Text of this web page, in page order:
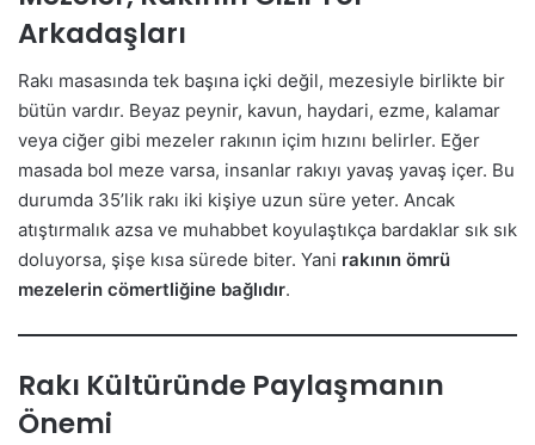
Arkadaşları
Rakı masasında tek başına içki değil, mezesiyle birlikte bir
bütün vardır. Beyaz peynir, kavun, haydari, ezme, kalamar
veya ciğer gibi mezeler rakının içim hızını belirler. Eğer
masada bol meze varsa, insanlar rakıyı yavaş yavaş içer. Bu
durumda 35’lik rakı iki kişiye uzun süre yeter. Ancak
atıştırmalık azsa ve muhabbet koyulaştıkça bardaklar sık sık
doluyorsa, şişe kısa sürede biter. Yani rakının ömrü
mezelerin cömertliğine bağlıdır.
Rakı Kültüründe Paylaşmanın
Önemi